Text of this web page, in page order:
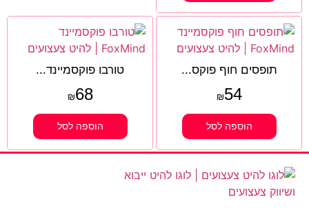
תופסים חוף פוקס...
₪54
הוספה לסל
טורבו פוקסמיינד...
₪68
הוספה לסל